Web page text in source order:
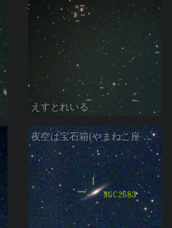
えすとれいる
夜空は宝石箱(やまねこ座 NGC2683) Seestar50